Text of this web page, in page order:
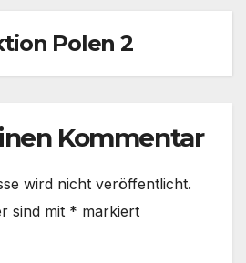
Polen 2
Kommentar
wird nicht veröffentlicht.
sind mit * markiert